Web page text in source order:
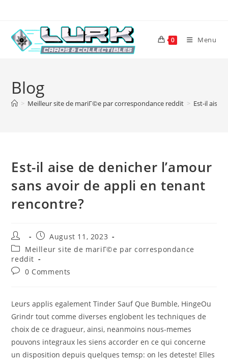
content
0 Menu
Blog
> Meilleur site de mariГ©e par correspondance reddit > Est-il aise
Est-il aise de denicher l’amour
sans avoir de appli en tenant
rencontre?
Post
author:
Post
published:
August 11, 2023
Post
category:
Meilleur site de mariГ©e par correspondance
reddit
Post0 Comments
Leurs applis egalement Tinder Sauf Que Bumble, HingeOu
Grindr tout comme diverses englobent les techniques de
choix de ce dragueur, ainsi, neanmoins nous-memes
pouvons integraux les siens accorder en ce qui concerne
un disposition depuis quelques temsp: on les deteste! Elles